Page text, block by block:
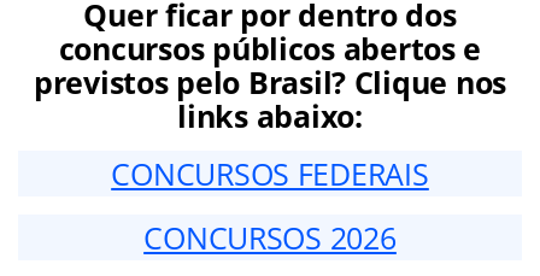
Quer ficar por dentro dos
concursos públicos abertos e
previstos pelo Brasil? Clique nos
links abaixo:
CONCURSOS FEDERAIS
CONCURSOS 2026